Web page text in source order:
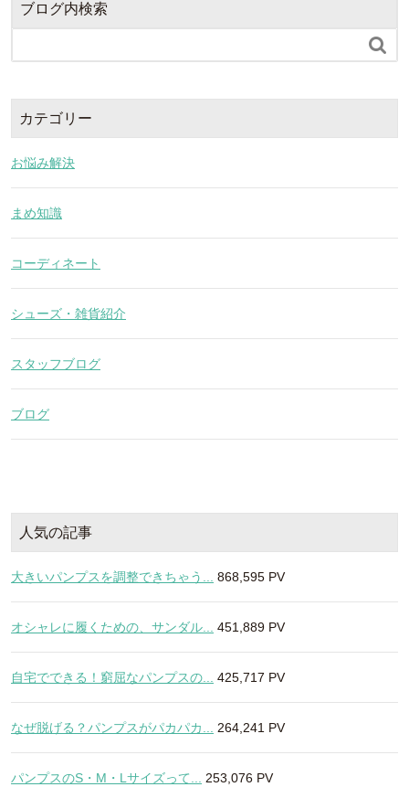
ブログ内検索

カテゴリー
お悩み解決
まめ知識
コーディネート
シューズ・雑貨紹介
スタッフブログ
ブログ
人気の記事
大きいパンプスを調整できちゃう... 868,595 PV
オシャレに履くための、サンダル... 451,889 PV
自宅でできる！窮屈なパンプスの... 425,717 PV
なぜ脱げる？パンプスがパカパカ... 264,241 PV
パンプスのS・M・Lサイズって... 253,076 PV